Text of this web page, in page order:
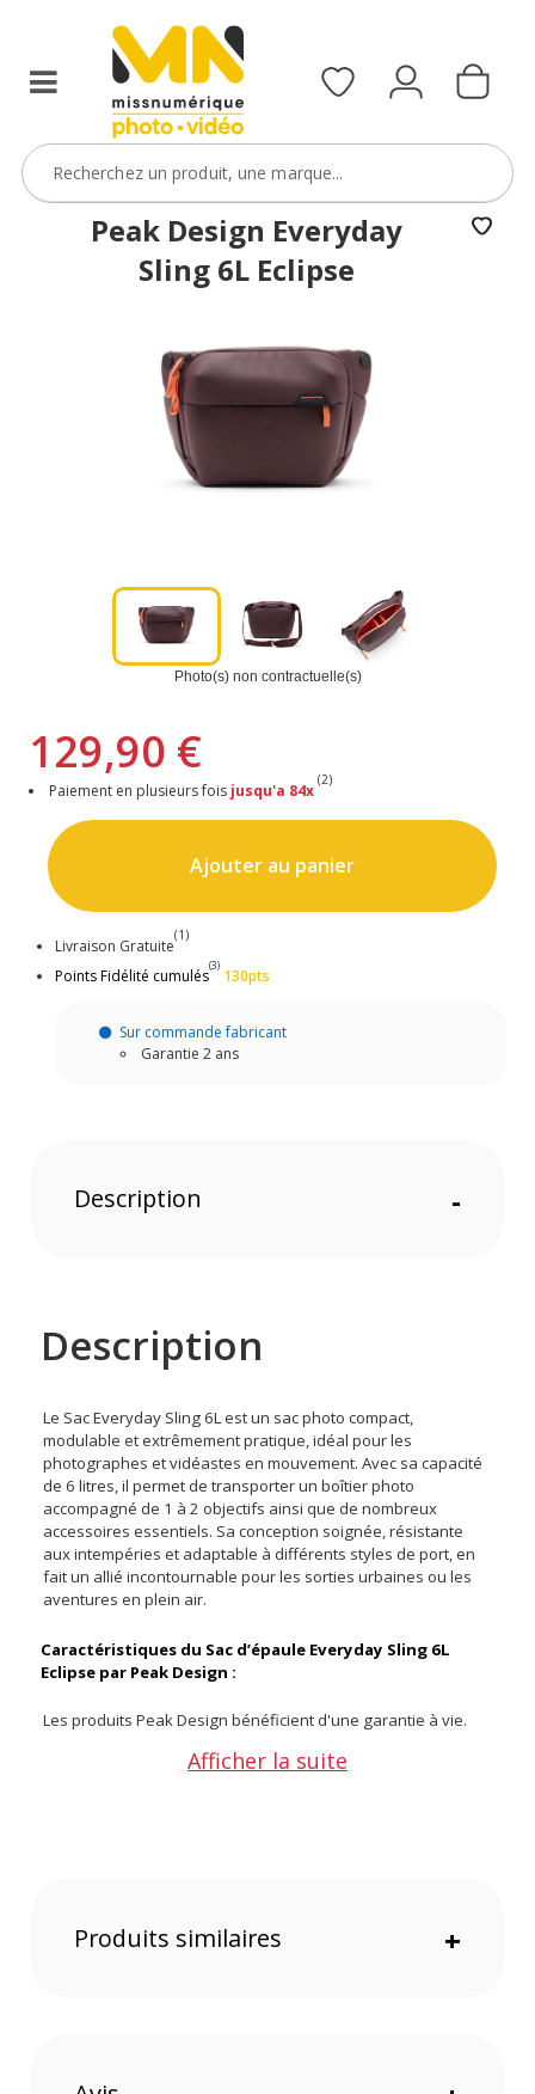
Peak Design Everyday
Sling 6L Eclipse
Photo(s) non contractuelle(s)
129,90 €
Paiement en plusieurs fois jusqu'a 84x
(2)
Ajouter au panier
Livraison Gratuite
(1)
Points Fidélité cumulés
(3)
130pts
Sur commande fabricant
Garantie 2 ans
Description -
Description
Le Sac Everyday Sling 6L est un sac photo compact,
modulable et extrêmement pratique, idéal pour les
photographes et vidéastes en mouvement. Avec sa capacité
de 6 litres, il permet de transporter un boîtier photo
accompagné de 1 à 2 objectifs ainsi que de nombreux
accessoires essentiels. Sa conception soignée, résistante
aux intempéries et adaptable à différents styles de port, en
fait un allié incontournable pour les sorties urbaines ou les
aventures en plein air.
Caractéristiques du Sac d’épaule Everyday Sling 6L
Eclipse par Peak Design :
Les produits Peak Design bénéficient d'une garantie à vie.
internet de la marque.Afficher la suite
Produits similaires +